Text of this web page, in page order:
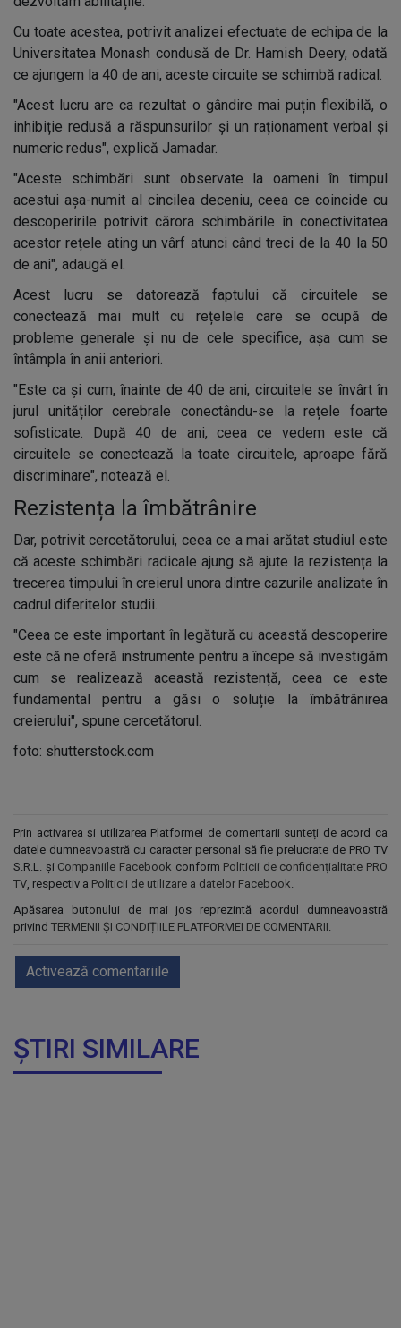
Cu toate acestea, potrivit analizei efectuate de echipa de la
Universitatea Monash condusă de Dr. Hamish Deery, odată
ce ajungem la 40 de ani, aceste circuite se schimbă radical.
"Acest lucru are ca rezultat o gândire mai puțin flexibilă, o
inhibiție redusă a răspunsurilor și un raționament verbal și
numeric redus", explică Jamadar.
"Aceste schimbări sunt observate la oameni în timpul
acestui așa-numit al cincilea deceniu, ceea ce coincide cu
descoperirile potrivit cărora schimbările în conectivitatea
acestor rețele ating un vârf atunci când treci de la 40 la 50
de ani", adaugă el.
Acest lucru se datorează faptului că circuitele se
conectează mai mult cu rețelele care se ocupă de
probleme generale și nu de cele specifice, așa cum se
întâmpla în anii anteriori.
"Este ca și cum, înainte de 40 de ani, circuitele se învârt în
jurul unităților cerebrale conectându-se la rețele foarte
sofisticate. După 40 de ani, ceea ce vedem este că
circuitele se conectează la toate circuitele, aproape fără
discriminare", notează el.
Rezistența la îmbătrânire
Dar, potrivit cercetătorului, ceea ce a mai arătat studiul este
că aceste schimbări radicale ajung să ajute la rezistența la
trecerea timpului în creierul unora dintre cazurile analizate în
cadrul diferitelor studii.
"Ceea ce este important în legătură cu această descoperire
este că ne oferă instrumente pentru a începe să investigăm
cum se realizează această rezistență, ceea ce este
fundamental pentru a găsi o soluție la îmbătrânirea
creierului", spune cercetătorul.
foto: shutterstock.com
Prin activarea și utilizarea Platformei de comentarii sunteți de acord ca
datele dumneavoastră cu caracter personal să fie prelucrate de PRO TV
S.R.L. și Companiile Facebook conform Politicii de confidențialitate PRO
TV, respectiv a Politicii de utilizare a datelor Facebook.
Apăsarea butonului de mai jos reprezintă acordul dumneavoastră
privind TERMENII ȘI CONDIȚIILE PLATFORMEI DE COMENTARII.
Activează comentariile
ȘTIRI SIMILARE